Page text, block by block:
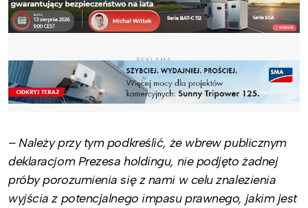
REKLAMA
– Należy przy tym podkreślić, że wbrew publicznym
deklaracjom Prezesa holdingu, nie podjęto żadnej
próby porozumienia się z nami w celu znalezienia
wyjścia z potencjalnego impasu prawnego, jakim jest